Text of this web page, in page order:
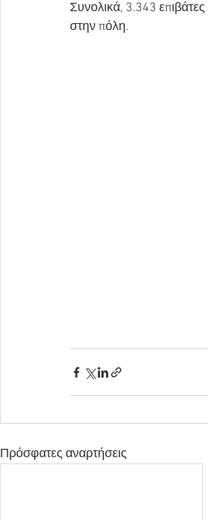
Συνολικά, 3.343
στην πόλη.
Πρόσφατες αναρτήσεις